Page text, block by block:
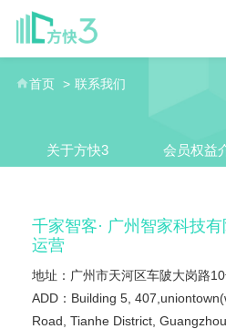
首页 联系我们
关于方快3 会员权益
千家智客· 广州智家科技
运营
地址：广州市天河区车陂大岗路
ADD：Building 5,
Road, Tianhe District, Guangzhou